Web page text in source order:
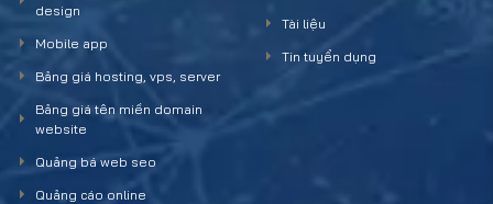
design
Mobile app
Bảng giá hosting, vps, server
Bảng giá tên miền domain
website
Quảng bá web seo
Quảng cáo online
Tài liệu
Tin tuyển dụng